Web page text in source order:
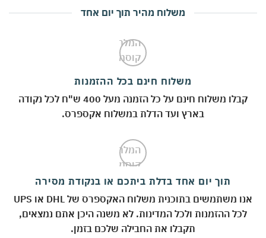
משלוח מהיר תוך יום אחד
משלוח חינם בכל ההזמנות
קבלו משלוח חינם על כל הזמנה מעל 400 ש"ח לכל נקודה
בארץ ועד הדלת במשלוח אקספרס.
תוך יום אחד בדלת ביתכם או בנקודת מסירה
אנו משתמשים בתוכנית משלוח האקספרס של DHL או UPS
לכל ההזמנות ולכל המדינות. לא משנה היכן אתם נמצאים,
תקבלו את החבילה שלכם בזמן.